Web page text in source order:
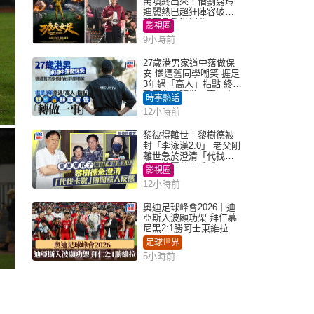
迪麗熱巴超狂陣容破天
荒現身香港謝票
影視圈
9小時前
27歲港男家道中落做保
安 慘遭舊同學嘲笑 捱足
3年遇「高人」指點 終辭
職宣告「轉做一事」｜
Juicy叮
時事熱話
12小時前
黎彼得離世丨黎樹德被
封「李泳漢2.0」 老父剛
離世急於澄清「代找卡
數」傳聞惹人反感
影視圈
12小時前
奧迪足球峰會2026｜迪
亞斯入波顯功架 拜仁慕
尼黑2:1勝阿士東維拉
足球世界
5小時前